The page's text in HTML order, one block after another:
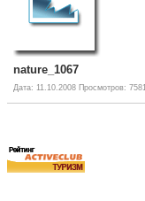
nature_1067
Дата: 11.10.2008 Просмотров: 7581